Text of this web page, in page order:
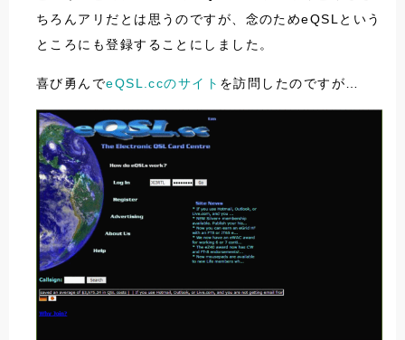
ちろんアリだとは思うのですが、念のためeQSLという
ところにも登録することにしました。
喜び勇んでeQSL.ccのサイト を訪問したのですが…